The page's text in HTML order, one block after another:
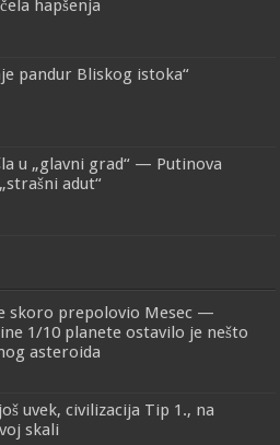
hapšenja
pandur Bliskog istoka“
u „glavni grad“ — Putinova
adut“
skoro prepolovio Mesec —
1/10 planete ostavilo je nešto
asteroida
uvek, civilizacija Tip 1., na
skali